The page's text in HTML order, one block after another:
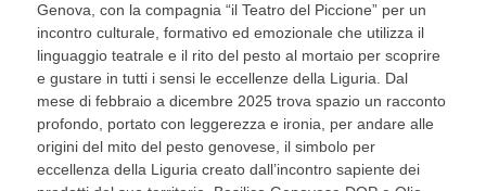
Genova, con la compagnia “il Teatro del Piccione” per un
incontro culturale, formativo ed emozionale che utilizza il
linguaggio teatrale e il rito del pesto al mortaio per scoprire
e gustare in tutti i sensi le eccellenze della Liguria. Dal
mese di febbraio a dicembre 2025 trova spazio un racconto
profondo, portato con leggerezza e ironia, per andare alle
origini del mito del pesto genovese, il simbolo per
eccellenza della Liguria creato dall’incontro sapiente dei